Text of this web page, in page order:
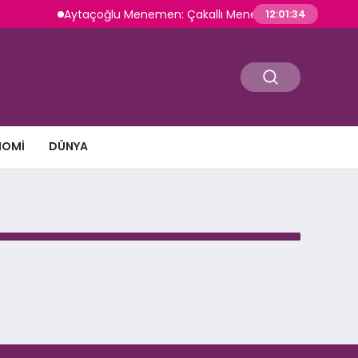
Aytaçoğlu Menemen: Çakallı Menemeni Geleneğini
12:01:34
DÜNYA